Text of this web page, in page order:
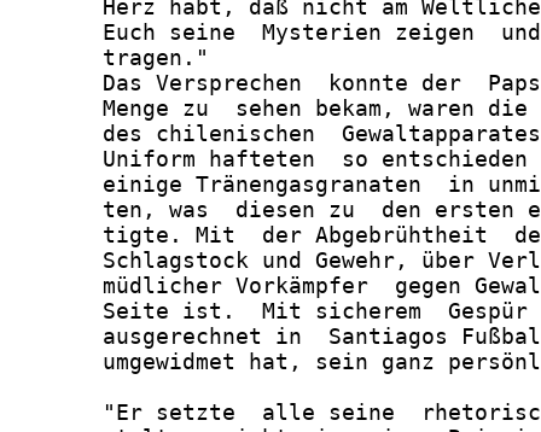
Herz habt, daß nicht am
Euch seine  Mysterien zeigen
       tragen."
Das Versprechen  konnte der
Menge zu  sehen bekam, waren
des chilenischen
Uniform hafteten  so
einige Tränengasgranaten  in
ten, was  diesen zu  den ersten
tigte. Mit  der Abgebrühtheit
Schlagstock und Gewehr, über
müdlicher Vorkämpfer  gegen
Seite ist.  Mit sicherem
ausgerechnet in  Santiagos
umgewidmet hat, sein ganz
"Er setzte  alle seine